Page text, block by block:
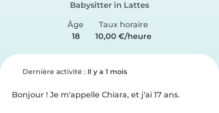
Babysitter in Lattes
Âge
18
Taux horaire
10,00 €/heure
Dernière activité : Il y a 1 mois
Bonjour ! Je m'appelle Chiara, et j'ai 17 ans.